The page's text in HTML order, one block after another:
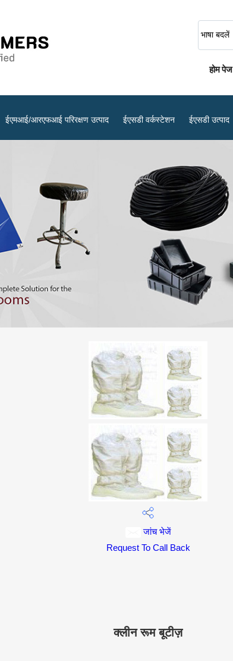
भाषा बदलें
होम पेज
ईएमआई/आरएफआई परिरक्षण उत्पाद ईएसडी वर्कस्टेशन ईएसडी उत्पाद
एंटीस्टैटिक स्प्रे ईएसडी फिंगर कॉट्स विरोधी स्थैतिक औद्योगिक टेप
एंटीस्टैटिक वर्क स्टेशन गास्केट उत्पाद
जांच भेजें
Request To Call Back
क्लीन रूम बूटीज़